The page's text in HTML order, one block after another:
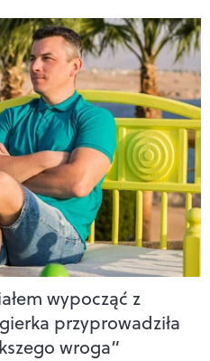
wypocząć z
przyprowadziła
wroga”